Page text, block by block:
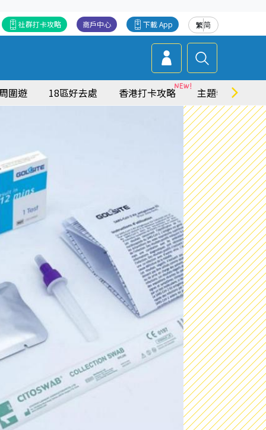
繁简
下載 App
商戶中心
社群打卡攻略
圍遊 18區好去處 香港打卡攻略 主題特集